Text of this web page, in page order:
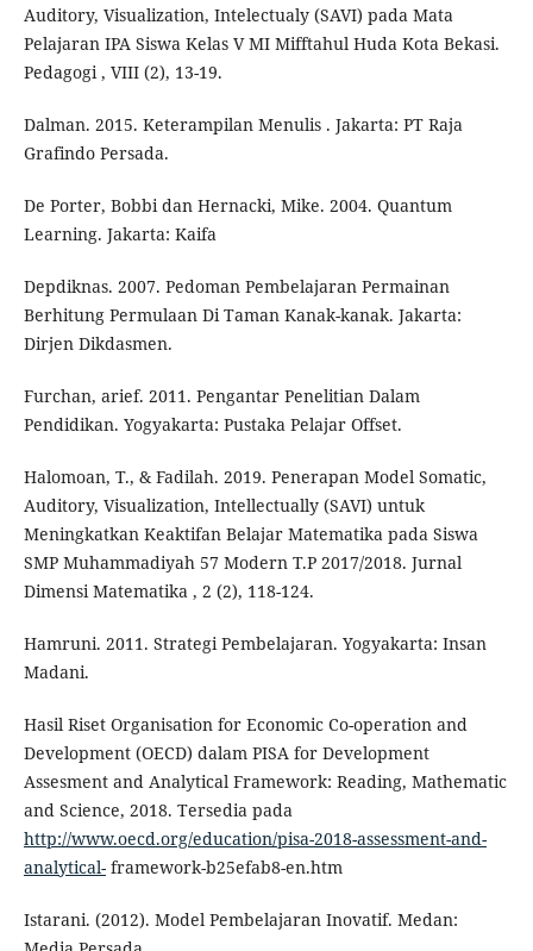
Auditory, Visualization, Intelectualy (SAVI) pada Mata
Pelajaran IPA Siswa Kelas V MI Mifftahul Huda Kota Bekasi.
Pedagogi , VIII (2), 13-19.
Dalman. 2015. Keterampilan Menulis . Jakarta: PT Raja
Grafindo Persada.
De Porter, Bobbi dan Hernacki, Mike. 2004. Quantum
Learning. Jakarta: Kaifa
Depdiknas. 2007. Pedoman Pembelajaran Permainan
Berhitung Permulaan Di Taman Kanak-kanak. Jakarta:
Dirjen Dikdasmen.
Furchan, arief. 2011. Pengantar Penelitian Dalam
Pendidikan. Yogyakarta: Pustaka Pelajar Offset.
Halomoan, T., & Fadilah. 2019. Penerapan Model Somatic,
Auditory, Visualization, Intellectually (SAVI) untuk
Meningkatkan Keaktifan Belajar Matematika pada Siswa
SMP Muhammadiyah 57 Modern T.P 2017/2018. Jurnal
Dimensi Matematika , 2 (2), 118-124.
Hamruni. 2011. Strategi Pembelajaran. Yogyakarta: Insan
Madani.
Hasil Riset Organisation for Economic Co-operation and
Development (OECD) dalam PISA for Development
Assesment and Analytical Framework: Reading, Mathematic
and Science, 2018. Tersedia pada
http://www.oecd.org/education/pisa-2018-assessment-and-
analytical-framework-b25efab8-en.htm
Istarani. (2012). Model Pembelajaran Inovatif. Medan: